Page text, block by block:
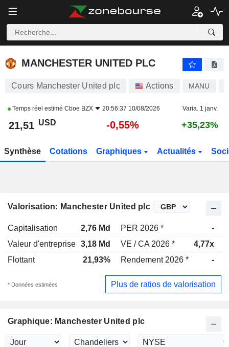
MANCHESTER UNITED PLC
MANCHESTER UNITED PLC
Cours Manchester United plc Actions MANU
Temps réel estimé Cboe BZX 20:56:37 10/08/2026 Varia. 1 janv.
21,51 USD -0,55% +35,23%
Synthèse Cotations Graphiques Actualités
Valorisation: Manchester United plc
Capitalisation 2,76 Md PER 2026 * -
Valeur d'entreprise 3,18 Md VE / CA 2026 * 4,77x
Flottant
21,93% Rendement 2026 * -
* Données estimées Plus de ratios de valorisation
Graphique: Manchester United plc